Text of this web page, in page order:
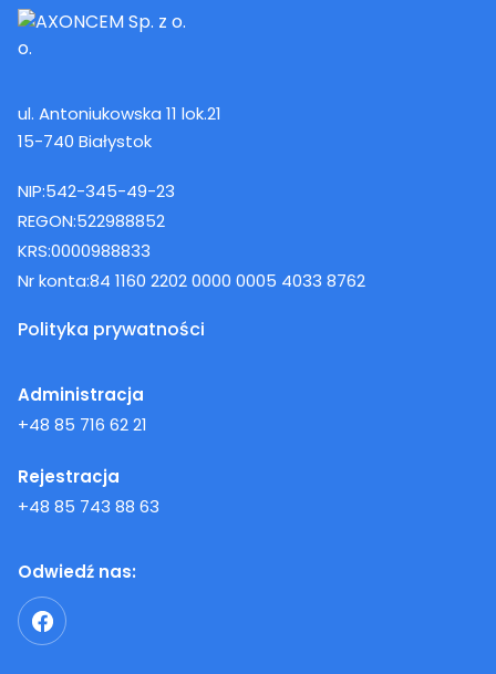
ul. Antoniukowska 11 lok.21
15-740 Białystok
NIP:542-345-49-23
REGON:522988852
KRS:0000988833
Nr konta:84 1160 2202 0000 0005 4033 8762
Polityka prywatności
Administracja
+48 85 716 62 21
Rejestracja
+48 85 743 88 63
Odwiedź nas: